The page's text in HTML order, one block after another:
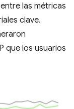
las métricas
clave.
que los usuarios